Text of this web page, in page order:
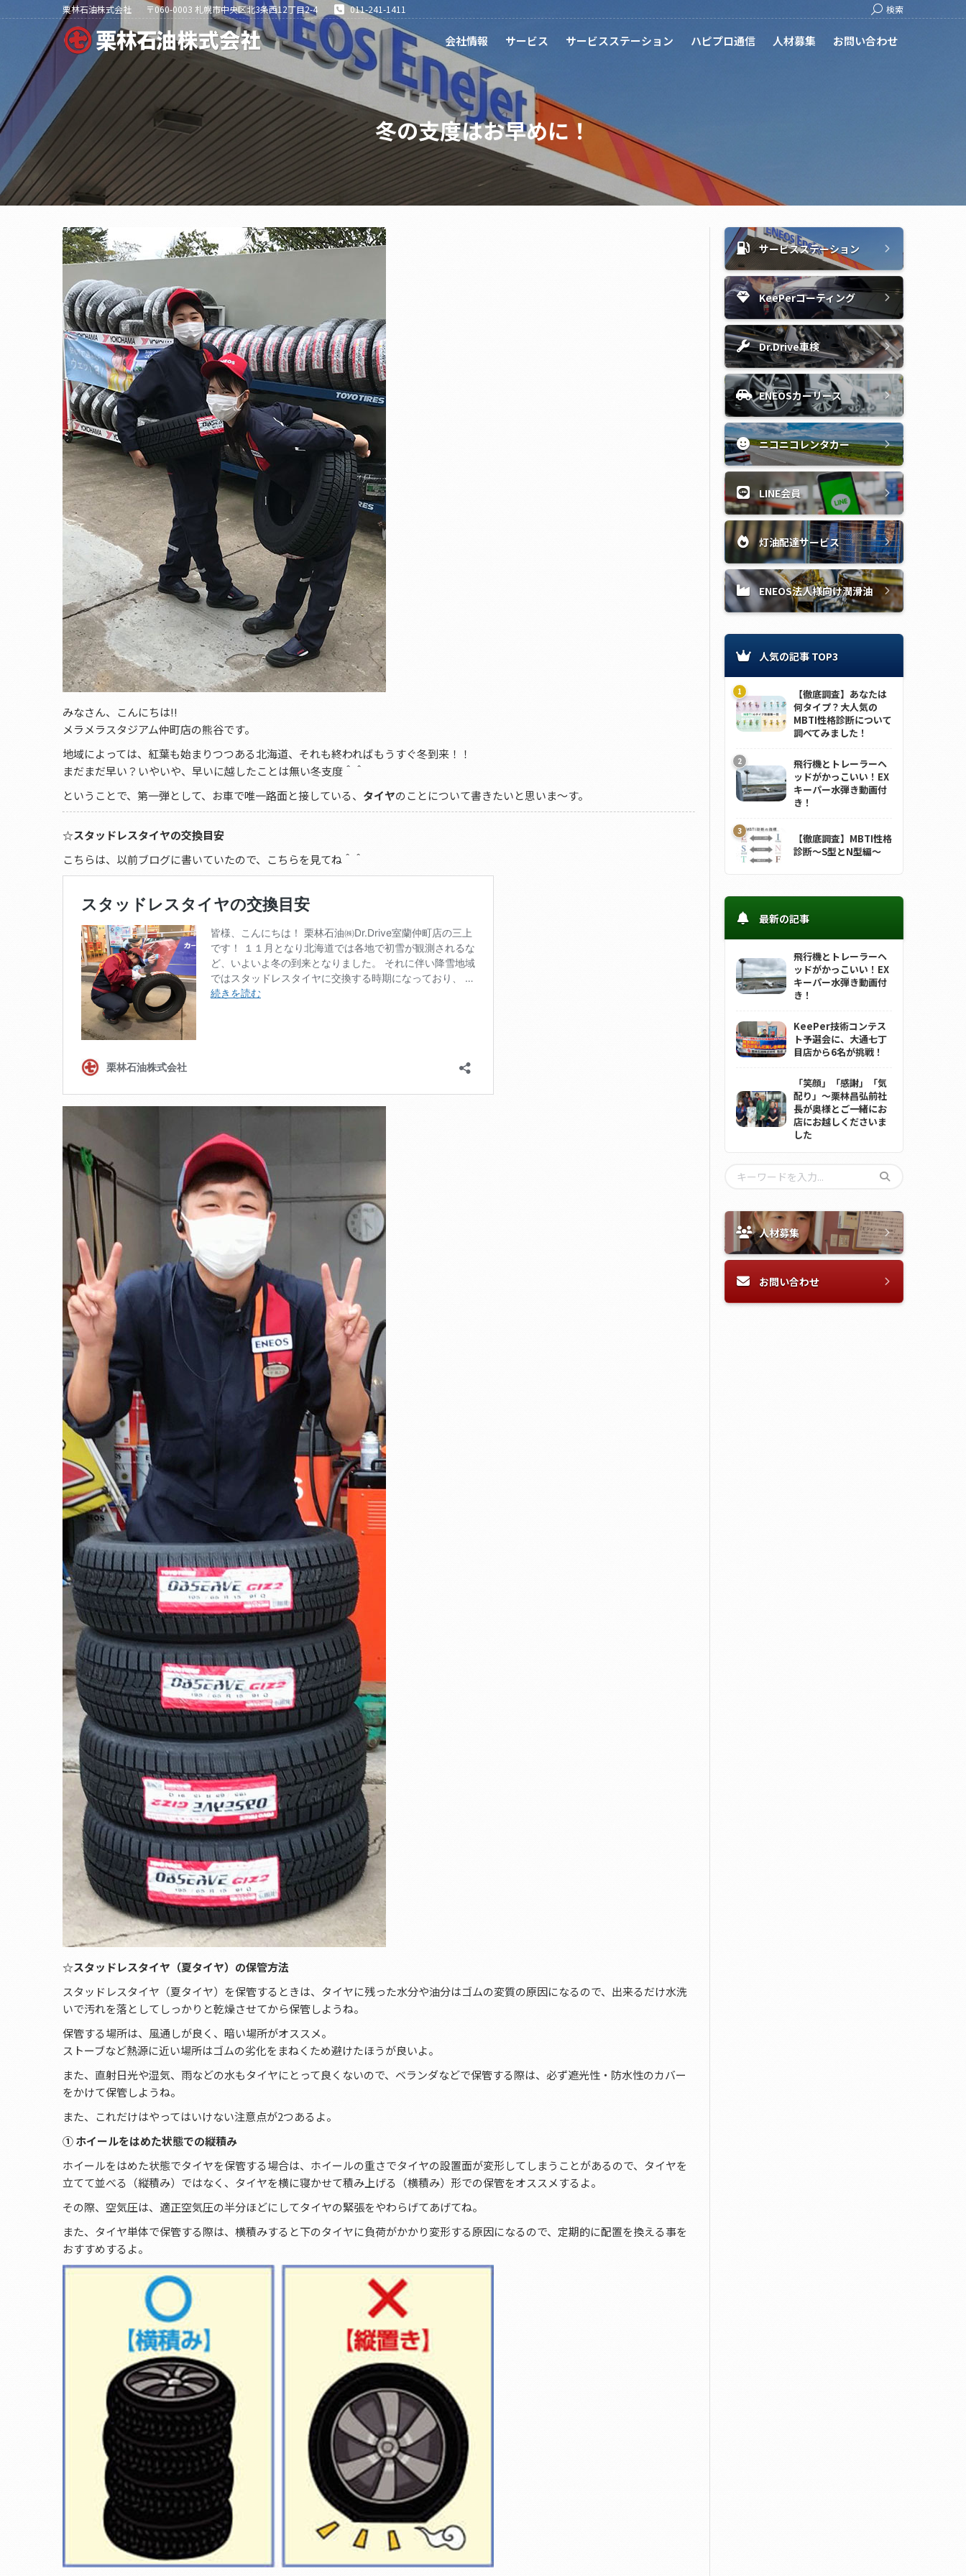
栗林石油株式会社 〒060-0003 札幌市中央区北3条西12丁目2-4 011-241-1411 Search:
検索
会社情報 サービス サービスステーション ハピプロ通信 人材募集 お問い合わせ
冬の支度はお早めに！
みなさん、こんにちは!!
メラメラスタジアム仲町店の熊谷です。
地域によっては、紅葉も始まりつつある北海道、それも終わればもうすぐ冬到来！！
まだまだ早い？いやいや、早いに越したことは無い冬支度＾＾
ということで、第一弾として、お車で唯一路面と接している、 タイヤのことについて書きたいと思いま～す。
☆スタッドレスタイヤの交換目安
こちらは、以前ブログに書いていたので、こちらを見てね＾＾
☆スタッドレスタイヤ（夏タイヤ）の保管方法
スタッドレスタイヤ（夏タイヤ）を保管するときは、タイヤに残った水分や油分はゴムの変質の原因になるので、出来るだけ水洗
いで汚れを落としてしっかりと乾燥させてから保管しようね。
保管する場所は、風通しが良く、暗い場所がオススメ。
ストーブなど熱源に近い場所はゴムの劣化をまねくため避けたほうが良いよ。
また、直射日光や湿気、雨などの水もタイヤにとって良くないので、ベランダなどで保管する際は、必ず遮光性・防水性のカバー
をかけて保管しようね。
また、これだけはやってはいけない注意点が2つあるよ。
① ホイールをはめた状態での縦積み
ホイールをはめた状態でタイヤを保管する場合は、ホイールの重さでタイヤの設置面が変形してしまうことがあるので、タイヤを
立てて並べる（縦積み）ではなく、タイヤを横に寝かせて積み上げる（横積み）形での保管をオススメするよ。
その際、空気圧は、適正空気圧の半分ほどにしてタイヤの緊張をやわらげてあげてね。
また、タイヤ単体で保管する際は、横積みすると下のタイヤに負荷がかかり変形する原因になるので、定期的に配置を換える事を
おすすめするよ。
サービスステーション
KeePerコーティング
Dr.Drive車検
ENEOSカーリース
ニコニコレンタカー
LINE会員
灯油配達サービス
ENEOS法人様向け潤滑油
人気の記事 TOP3
【徹底調査】あなたは
何タイプ？大人気の
MBTI性格診断について
調べてみました！
飛行機とトレーラーヘ
ッドがかっこいい！EX
キーパー水弾き動画付
き！
【徹底調査】MBTI性格
診断～S型とN型編～
最新の記事
飛行機とトレーラーヘ
ッドがかっこいい！EX
キーパー水弾き動画付
き！
KeePer技術コンテス
ト予選会に、大通七丁
目店から6名が挑戦！
「笑顔」「感謝」「気
配り」～栗林昌弘前社
長が奥様とご一緒にお
店にお越しくださいま
した
人材募集
お問い合わせ